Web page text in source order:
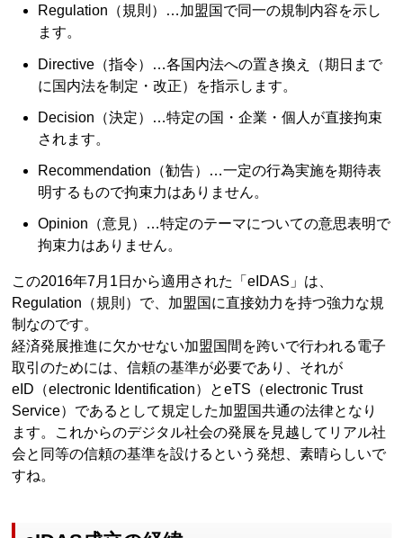
Regulation（規則）…加盟国で同一の規制内容を示し
ます。
Directive（指令）…各国内法への置き換え（期日まで
に国内法を制定・改正）を指示します。
Decision（決定）…特定の国・企業・個人が直接拘束
されます。
Recommendation（勧告）…一定の行為実施を期待表
明するもので拘束力はありません。
Opinion（意見）…特定のテーマについての意思表明で
拘束力はありません。
この2016年7月1日から適用された「eIDAS」は、
Regulation（規則）で、加盟国に直接効力を持つ強力な規
制なのです。
経済発展推進に欠かせない加盟国間を跨いで行われる電子
取引のためには、信頼の基準が必要であり、それが
eID（electronic Identification）とeTS（electronic Trust
Service）であるとして規定した加盟国共通の法律となり
ます。これからのデジタル社会の発展を見越してリアル社
会と同等の信頼の基準を設けるという発想、素晴らしいで
すね。